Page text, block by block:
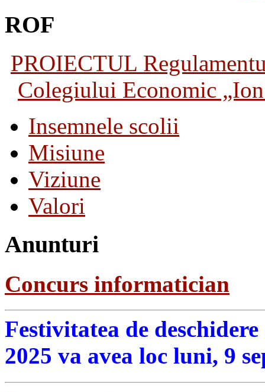
ROF
PROIECTUL
Colegiului Economic
Insemnele scolii
Misiune
Viziune
Valori
Anunturi
Concurs informatician
Festivitatea de
2025 va avea loc luni, 9